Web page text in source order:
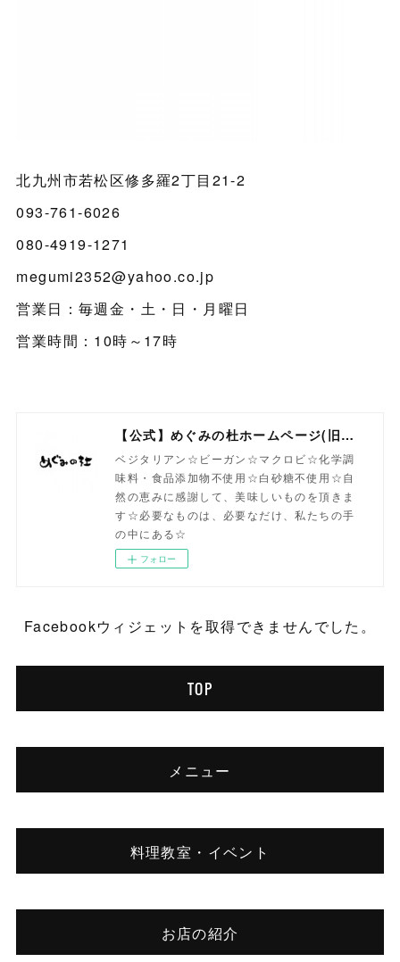
北九州市若松区修多羅2丁目21-2
093-761-6026
080-4919-1271
megumi2352@yahoo.co.jp
営業日：毎週金・土・日・月曜日
営業時間：10時～17時
【公式】めぐみの杜ホームページ(旧自然食工房）
ベジタリアン☆ビーガン☆マクロビ☆化学調
味料・食品添加物不使用☆白砂糖不使用☆自
然の恵みに感謝して、美味しいものを頂きま
す☆必要なものは、必要なだけ、私たちの手
の中にある☆
フォロー
Facebookウィジェットを取得できませんでした。
TOP
メニュー
料理教室・イベント
お店の紹介